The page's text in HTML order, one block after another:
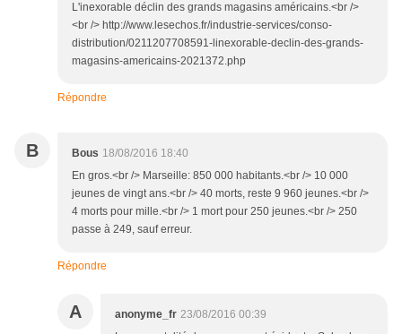
L'inexorable déclin des grands magasins américains.<br />
<br /> http://www.lesechos.fr/industrie-services/conso-
distribution/0211207708591-linexorable-declin-des-grands-
magasins-americains-2021372.php
Répondre
B Bous 18/08/2016 18:40
En gros.<br /> Marseille: 850 000 habitants.<br /> 10 000
jeunes de vingt ans.<br /> 40 morts, reste 9 960 jeunes.<br />
4 morts pour mille.<br /> 1 mort pour 250 jeunes.<br /> 250
passe à 249, sauf erreur.
Répondre
A anonyme_fr 23/08/2016 00:39